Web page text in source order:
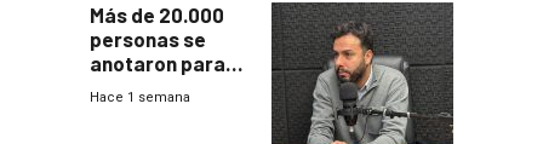
Más de 20.000
personas se
anotaron para
las pruebas
Hace 1 semana